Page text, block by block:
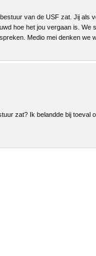
van de USF zat. Jij als
hoe het jou vergaan is.
Medio mei denken we
zat? Ik belandde bij toeval